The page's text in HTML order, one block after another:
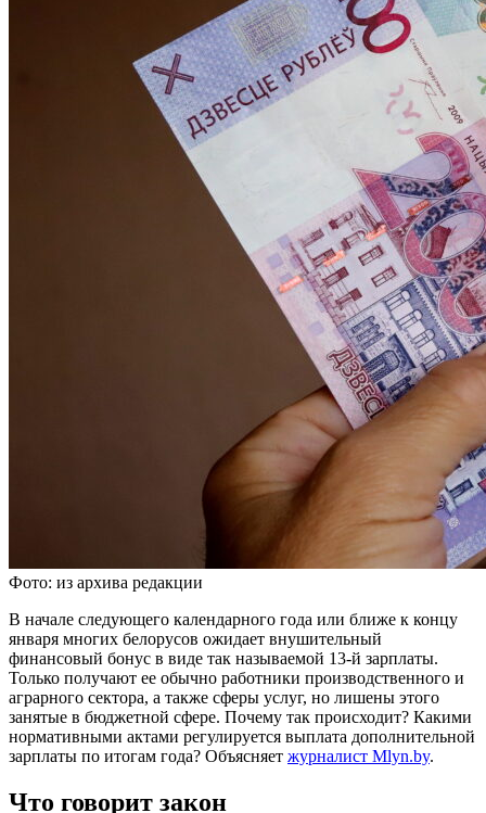
Фото: из архива редакции
В начале следующего календарного года или ближе к концу
января многих белорусов ожидает внушительный
финансовый бонус в виде так называемой 13-й зарплаты.
Только получают ее обычно работники производственного и
аграрного сектора, а также сферы услуг, но лишены этого
занятые в бюджетной сфере. Почему так происходит? Какими
нормативными актами регулируется выплата дополнительной
зарплаты по итогам года? Объясняет журналист Mlyn.by.
Что говорит закон